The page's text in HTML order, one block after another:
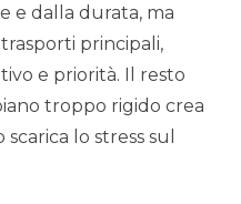
e dalla durata, ma
principali,
e priorità. Il resto
troppo rigido crea
lo stress sul